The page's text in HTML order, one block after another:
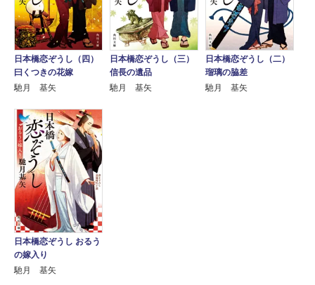
日本橋恋ぞうし（四）
曰くつきの花嫁
馳月 基矢
日本橋恋ぞうし（三）
信長の遺品
馳月 基矢
日本橋恋ぞうし（二）
瑠璃の脇差
馳月 基矢
日本橋恋ぞうし おるう
の嫁入り
馳月 基矢